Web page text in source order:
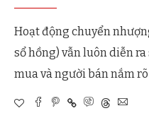
Hoạt động chuyển
sổ hồng) vẫn luôn diễn
mua và người bán nắm